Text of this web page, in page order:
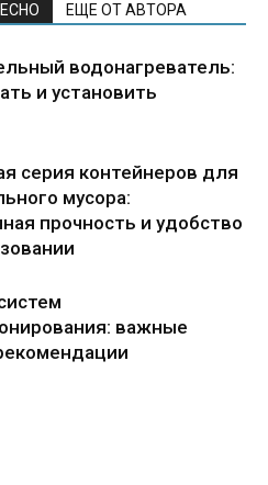
ЕЩЕ ОТ АВТОРА
водонагреватель:
и установить
серия контейнеров для
мусора:
прочность и удобство
важные